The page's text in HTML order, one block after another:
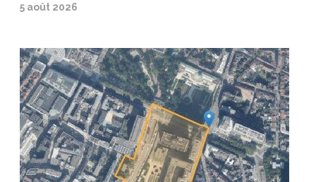
5 août 2026